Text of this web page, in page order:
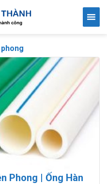
Phong | Ống Hàn